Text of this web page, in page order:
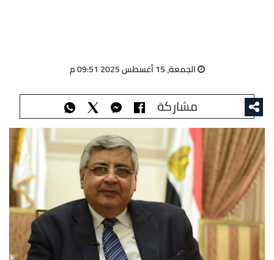
الجمعة، 15 أغسطس 2025 09:51 م
مشاركة